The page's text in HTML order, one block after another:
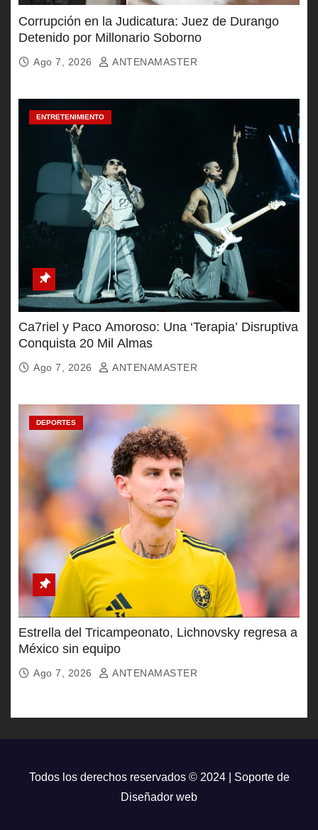
Corrupción en la Judicatura: Juez de Durango
Detenido por Millonario Soborno
Ago 7, 2026 ANTENAMASTER
ENTRETENIMIENTO
Ca7riel y Paco Amoroso: Una ‘Terapia’ Disruptiva
Conquista 20 Mil Almas
Ago 7, 2026 ANTENAMASTER
DEPORTES
Estrella del Tricampeonato, Lichnovsky regresa a
México sin equipo
Ago 7, 2026 ANTENAMASTER
Todos los derechos reservados © 2024 | Soporte de
Diseñador web